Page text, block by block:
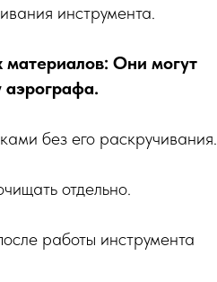
инструмента.
материалов: Они могут
аэрографа.
без его раскручивания.
отдельно.
работы инструмента